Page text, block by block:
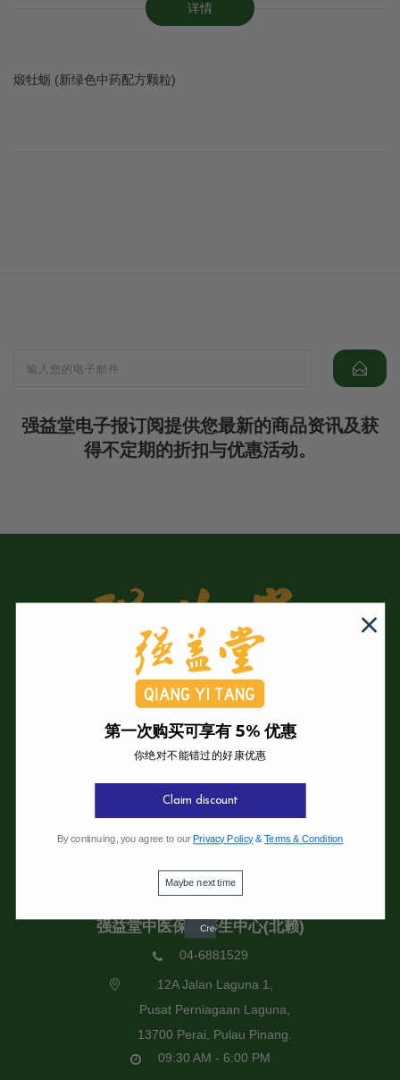
详情
煅牡蛎 (新绿色中药配方颗粒)
强益堂电子报订阅提供您最新的商品资讯及获
得不定期的折扣与优惠活动。
强益堂全息中医诊所
强益堂全息中医诊所(槟岛)
04-2832108
11600 Pulau Pinang.
09:30 AM - 6:00 PM
强益堂中医保健养生中心(北赖)
04-6881529
12A Jalan Laguna 1,
Pusat Perniagaan Laguna,
13700 Perai, Pulau Pinang.
09:30 AM - 6:00 PM
第一次购买可享有 5% 优惠
你绝对不能错过的好康优惠
Claim discount
By continuing, you agree to our Privacy Policy&Terms & Condition
Maybe next time